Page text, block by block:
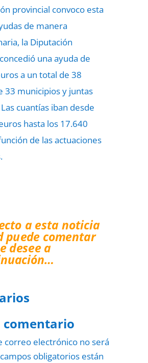
provincial convoco esta
de manera
la Diputación
una ayuda de
a un total de 38
33 municipios y juntas
cuantías iban desde
hasta los 17.640
de las actuaciones
a esta noticia
puede comentar
desee a
comentario
correo electrónico no será
obligatorios están